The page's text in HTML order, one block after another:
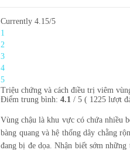
Currently 4.15/5
1
2
3
4
5
Triệu chứng và cách điều trị viêm
Điểm trung bình:4.1 /5 ( 1225 lượt
Vùng chậu là khu vực có chứa nhiều
bàng quang và hệ thống dây chằng
đang bị đe dọa. Nhận biết sớm